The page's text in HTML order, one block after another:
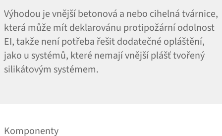
Výhodou je vnější betonová a nebo cihelná tvárnice,
která může mít deklarovánu protipožární odolnost
EI, takže není potřeba řešit dodatečné opláštění,
jako u systémů, které nemají vnější plášť tvořený
silikátovým systémem.
Komponenty